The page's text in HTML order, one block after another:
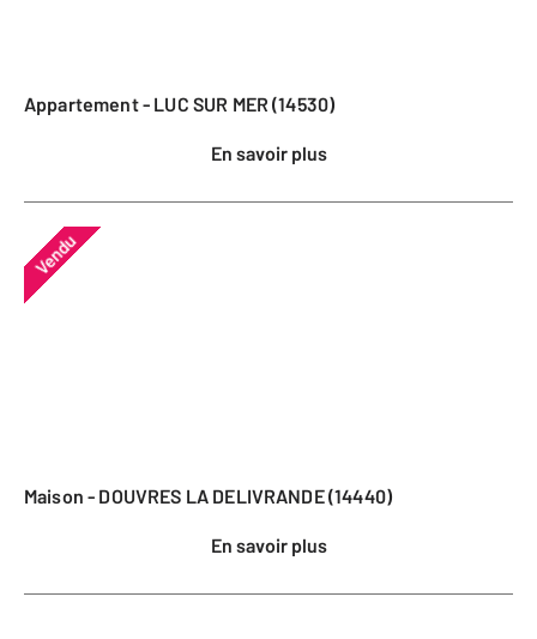
Appartement - LUC SUR MER (14530)
En savoir plus
Vendu
Maison - DOUVRES LA DELIVRANDE (14440)
En savoir plus